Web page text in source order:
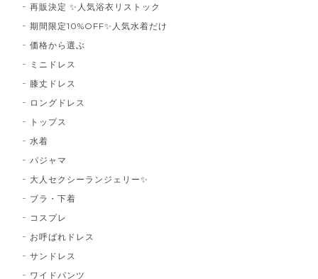
再販決定 ✨人気浴衣リストック
期間限定10%OFF✨人気水着だけ
価格から選ぶ
ミニドレス
膝丈ドレス
ロングドレス
トップス
水着
パジャマ
大人セクシーランジェリー✨
ブラ・下着
コスプレ
お呼ばれドレス
サンドレス
ワイドパンツ